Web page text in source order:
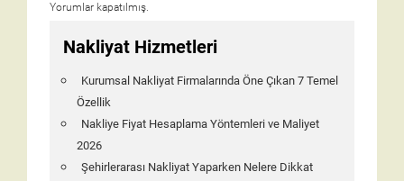
Yorumlar kapatılmış.
Nakliyat Hizmetleri
Kurumsal Nakliyat Firmalarında Öne Çıkan 7 Temel
Özellik
Nakliye Fiyat Hesaplama Yöntemleri ve Maliyet
2026
Şehirlerarası Nakliyat Yaparken Nelere Dikkat